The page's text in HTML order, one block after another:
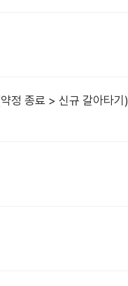
정 종료 > 신규 갈아타기)